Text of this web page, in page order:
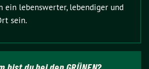
ein lebenswerter, lebendiger und
sein.